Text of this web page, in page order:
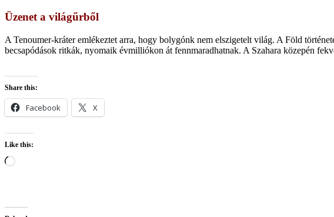
Üzenet a világűrből
A Tenoumer-kráter emlékeztet arra, hogy bolygónk nem elszigetelt világ. A Föld
becsapódások ritkák, nyomaik évmilliókon át fennmaradhatnak. A Szahara közepén
Share this:
Facebook X
Like this:
Loading…